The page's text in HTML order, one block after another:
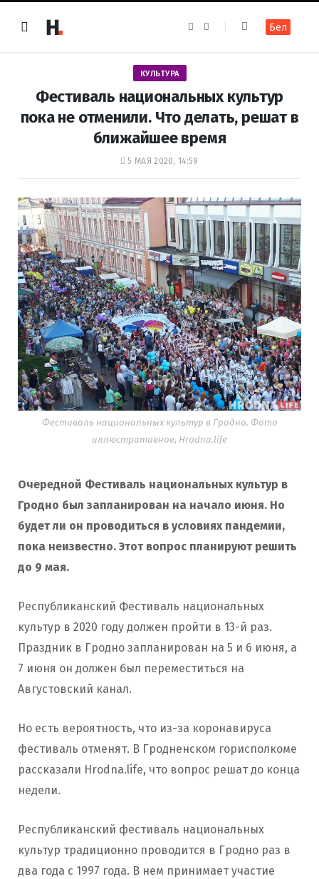
e
k
t
a
m
Бел
КУЛЬТУРА
Фестиваль национальных культур
пока не отменили. Что делать, решат в
ближайшее время
5 МАЯ 2020, 14:59
Фестиваль национальных культур в Гродно. Фото
иллюстративное, Hrodna.life
Очередной Фестиваль национальных культур в
Гродно был запланирован на начало июня. Но
будет ли он проводиться в условиях пандемии,
пока неизвестно. Этот вопрос планируют решить
до 9 мая.
Республиканский Фестиваль национальных
культур в 2020 году должен пройти в 13-й раз.
Праздник в Гродно запланирован на 5 и 6 июня, а
7 июня он должен был переместиться на
Августовский канал.
Но есть вероятность, что из-за коронавируса
фестиваль отменят. В Гродненском горисполкоме
рассказали Hrodna.life, что вопрос решат до конца
недели.
Республиканский фестиваль национальных
культур традиционно проводится в Гродно раз в
два года с 1997 года. В нем принимает участие